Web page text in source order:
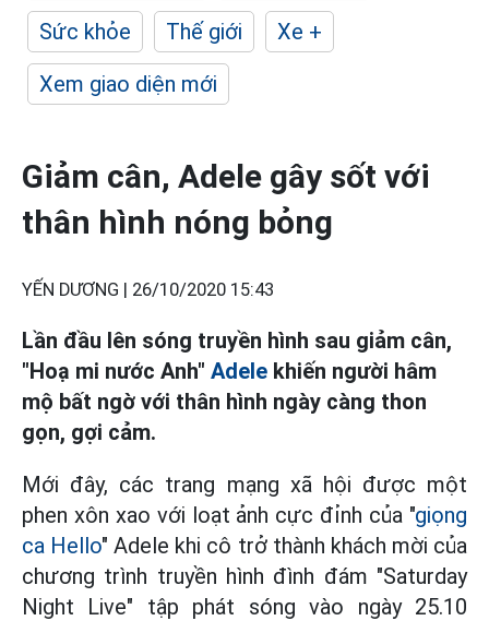
Sức khỏe
Thế giới
Xe +
Xem giao diện mới
Giảm cân, Adele gây sốt với
thân hình nóng bỏng
YẾN DƯƠNG | 26/10/2020 15:43
Lần đầu lên sóng truyền hình sau giảm cân,
"Hoạ mi nước Anh" Adele khiến người hâm
mộ bất ngờ với thân hình ngày càng thon
gọn, gợi cảm.
Mới đây, các trang mạng xã hội được một
phen xôn xao với loạt ảnh cực đỉnh của "giọng
ca Hello" Adele khi cô trở thành khách mời của
chương trình truyền hình đình đám "Saturday
Night Live" tập phát sóng vào ngày 25.10